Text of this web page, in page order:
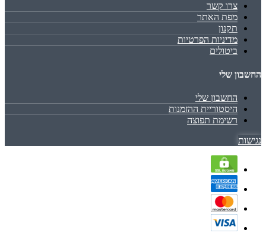
צרו קשר
מפת האתר
תקנון
מדיניות הפרטיות
ביטולים
החשבון שלי
החשבון שלי
היסטוריית ההזמנות
רשימת תפוצה
נגישות